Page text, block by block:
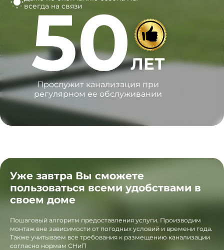
всегда на связи
50ЛЕТ
Прослужит канализация при
регулярном ее обслуживании
Уже завтра Вы сможете
пользоваться всеми удобствами в
своем доме
Пошаговый алгоритм предоставления услуги. Производим
монтаж вне зависимости от погодных условий и времени года.
Также учитываем все требования к размещению канализации
согласно нормам СНиП